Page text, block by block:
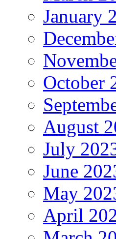
January
October
August
July
June
May
April